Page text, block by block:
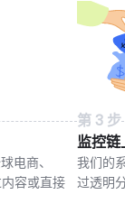
电商、
容或直接
第 3 步
监控链
我们的
过透明